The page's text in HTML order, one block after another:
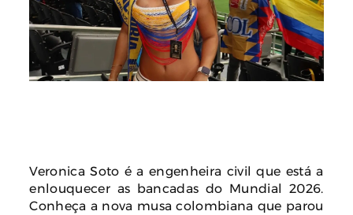
Veronica Soto é a engenheira civil que está a
enlouquecer as bancadas do Mundial 2026.
Conheça a nova musa colombiana que parou